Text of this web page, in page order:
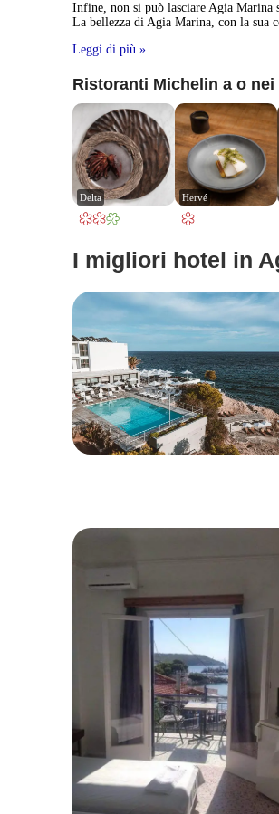
Infine, non si può lasciare Agia Marina
La bellezza di Agia Marina, con la sua
Leggi di più »
Ristoranti Michelin a o
Delta Hervé
I migliori hotel in